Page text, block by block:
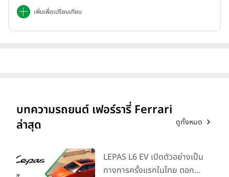
เพิ่มเพื่อเปรียบเทียบ
บทความรถยนต์ เฟอร์รารี่ Ferrari
ล่าสุด
ดูทั้งหมด
LEPAS L6 EV เปิดตัวอย่างเป็น
ทางการครั้งแรกในไทย ตอกย้ำ